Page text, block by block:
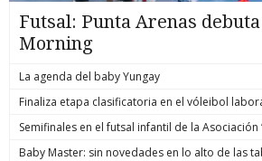
Futsal: Punta Arenas
Morning
La agenda del baby Yungay
Finaliza etapa clasificatoria en el vóleibol
Semifinales en el futsal infantil de la Asociación
Baby Master: sin novedades en lo alto de las